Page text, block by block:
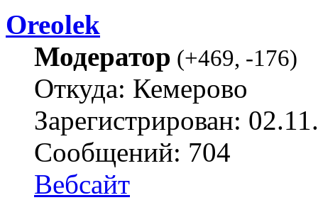
Oreolek
Модератор (+469, -176)
Откуда: Кемерово
Зарегистрирован:
Сообщений: 704
Вебсайт